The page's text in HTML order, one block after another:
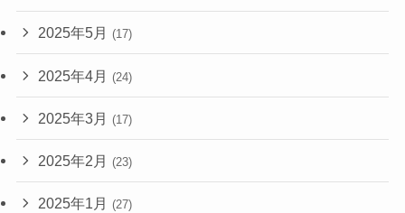
2025年5月 (17)
2025年4月 (24)
2025年3月 (17)
2025年2月 (23)
2025年1月 (27)